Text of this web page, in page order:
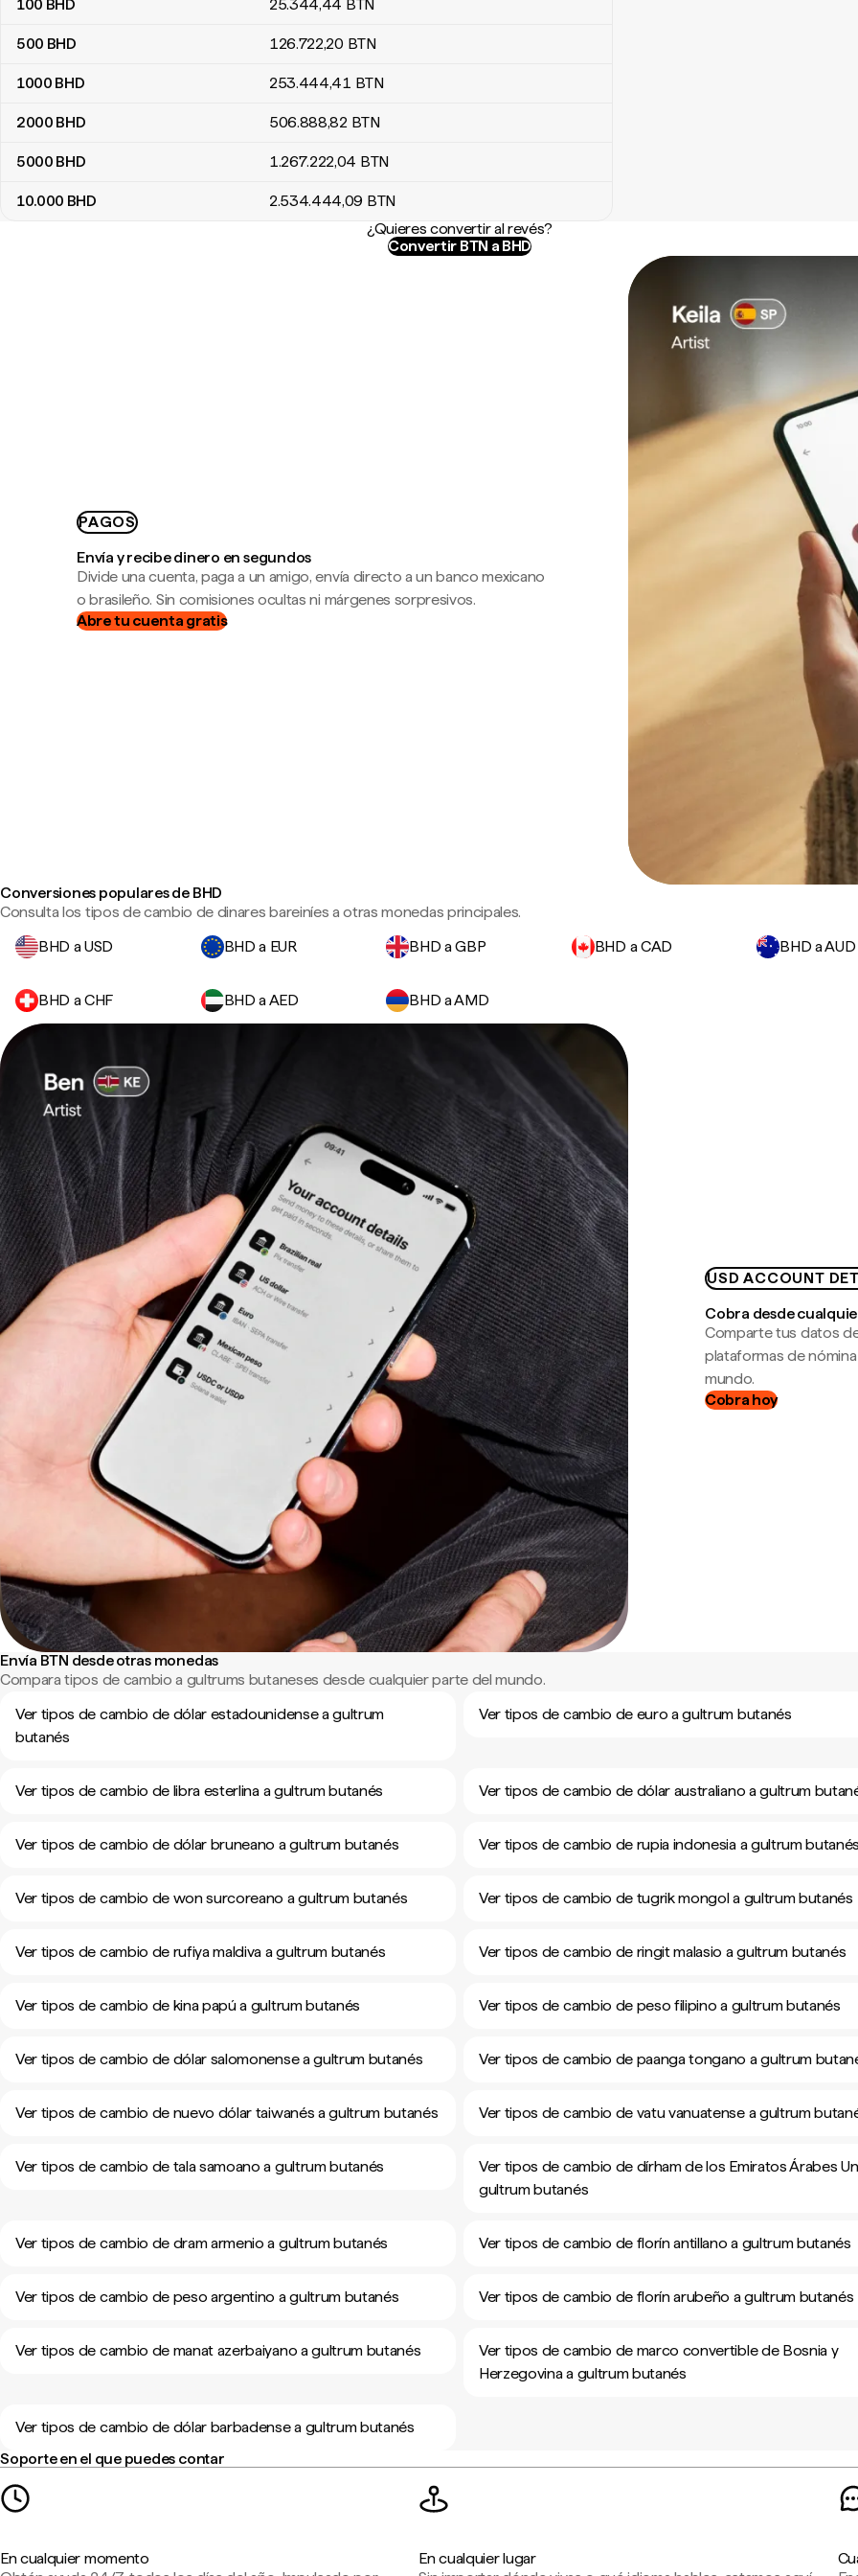
100 BHD 25.344,44 BTN
500 BHD 126.722,20 BTN
1000 BHD 253.444,41 BTN
2000 BHD 506.888,82 BTN
5000 BHD 1.267.222,04 BTN
10.000 BHD 2.534.444,09 BTN
¿Quieres convertir al revés?
Convertir BTN a BHD
PAGOS
Envía y recibe dinero en segundos
Divide una cuenta, paga a un amigo, envía directo a un banco mexicano
o brasileño. Sin comisiones ocultas ni márgenes sorpresivos.
Abre tu cuenta gratis
Conversiones populares de BHD
Consulta los tipos de cambio de dinares bareiníes a otras monedas principales.
BHD a USD
BHD a EUR BHD a GBP BHD a CAD BHD a AUD
BHD a CHF BHD a AED BHD a AMD
USD ACCOUNT
Cobra desde
Comparte tus datos
plataformas de
mundo.
Cobra hoy
Envía BTN desde otras monedas
Compara tipos de cambio a gultrums butaneses desde cualquier parte del mundo.
Ver tipos de cambio de dólar estadounidense a gultrum
butanés
Ver tipos de cambio de euro a gultrum butanés
Ver tipos de cambio de libra esterlina a gultrum butanés Ver tipos de cambio de dólar australiano a gultrum
Ver tipos de cambio de dólar bruneano a gultrum butanés Ver tipos de cambio de rupia indonesia a gultrum
Ver tipos de cambio de won surcoreano a gultrum butanés Ver tipos de cambio de tugrik mongol a gultrum butanés
Ver tipos de cambio de rufiya maldiva a gultrum butanés Ver tipos de cambio de ringit malasio a gultrum butanés
Ver tipos de cambio de kina papú a gultrum butanés Ver tipos de cambio de peso filipino a gultrum butanés
Ver tipos de cambio de dólar salomonense a gultrum butanés Ver tipos de cambio de paanga tongano a gultrum
Ver tipos de cambio de nuevo dólar taiwanés a gultrum butanés Ver tipos de cambio de vatu vanuatense a gultrum
Ver tipos de cambio de tala samoano a gultrum butanés
Ver tipos de cambio de dírham de los Emiratos Árabes
gultrum butanés
Ver tipos de cambio de dram armenio a gultrum butanés Ver tipos de cambio de florín antillano a gultrum butanés
Ver tipos de cambio de peso argentino a gultrum butanés Ver tipos de cambio de florín arubeño a gultrum butanés
Ver tipos de cambio de manat azerbaiyano a gultrum butanés
Ver tipos de cambio de marco convertible de Bosnia y
Herzegovina a gultrum butanés
Ver tipos de cambio de dólar barbadense a gultrum butanés
Soporte en el que puedes contar
En cualquier momento
En cualquier lugar